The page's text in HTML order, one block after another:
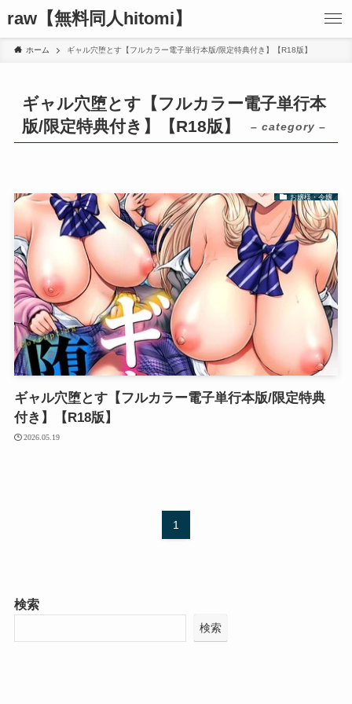
raw【無料同人hitomi】
ホーム ギャル穴堕とす【フルカラー電子単行本版/限定特典付き】【R18版】
ギャル穴堕とす【フルカラー電子単行本
版/限定特典付き】【R18版】
– category –
お嬢様・令嬢
ギャル穴堕とす【フルカラー電子単行本版/限定特典
付き】【R18版】
2026.05.19
1
検索
検索